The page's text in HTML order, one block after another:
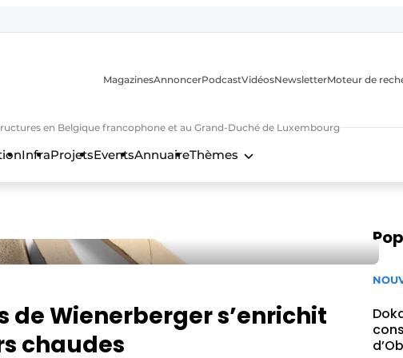
en Belgique francophone et au Grand-Duché de Luxembourg
MagazinesAnnoncerPodcastVidéosNewsletterMoteur de
InfraProjetsEventsAnnuaireThèmes
de Wienerberger s’enrichit
chaudes